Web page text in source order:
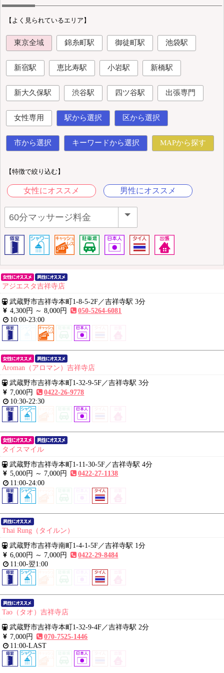
【よく見られているエリア】
東京全域 錦糸町駅 御徒町駅 池袋駅
新宿駅 恵比寿駅 小岩駅 新橋駅
新大久保駅 渋谷駅 四ツ谷駅 出張専門
女性専用 駅から選択 区から選択
市から選択 キーワードから選択 MAPから探す
【特徴で絞り込む】
女性にオススメ 男性にオススメ
アジエスタ吉祥寺店
武蔵野市吉祥寺本町1-8-5-2F／吉祥寺駅 3分
4,300円 ～8,000円
050-5264-6081
10:00-23:00
Aroman（アロマン）吉祥寺店
武蔵野市吉祥寺本町1-32-9-5F／吉祥寺駅 3分
7,000円
0422-26-9778
10:30-22:30
タイスマイル
武蔵野市吉祥寺本町1-11-30-5F／吉祥寺駅 4分
5,000円 ～ 7,000円
0422-27-1138
11:00-24:00
Thai Rung（タイルン）
武蔵野市吉祥寺南町1-4-1-5F／吉祥寺駅 1分
6,000円 ～ 7,000円
0422-29-8484
11:00-翌1:00
Tao（タオ）吉祥寺店
武蔵野市吉祥寺本町1-32-9-4F／吉祥寺駅 2分
7,000円
070-7525-1446
11:00-LAST